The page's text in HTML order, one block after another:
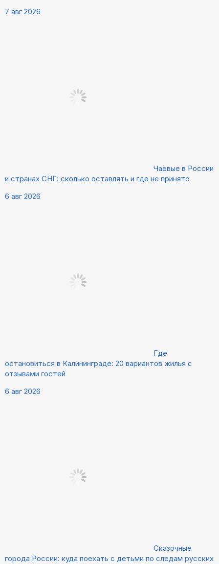
7 авг 2026
Чаевые в России
и странах СНГ: сколько оставлять и где не принято
6 авг 2026
Где
остановиться в Калининграде: 20 вариантов жилья с
отзывами гостей
6 авг 2026
Сказочные
города России: куда поехать с детьми по следам русских